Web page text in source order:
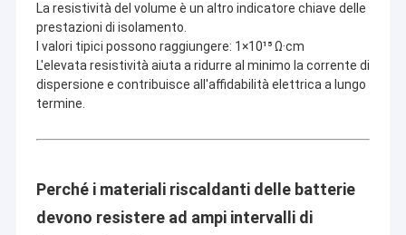
La resistività del volume è un altro indicatore chiave delle
prestazioni di isolamento.
I valori tipici possono raggiungere: 1×10¹⁵ Ω·cm
L'elevata resistività aiuta a ridurre al minimo la corrente di
dispersione e contribuisce all'affidabilità elettrica a lungo
termine.
Perché i materiali riscaldanti delle batterie
devono resistere ad ampi intervalli di